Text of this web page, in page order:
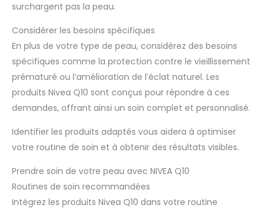
surchargent pas la peau.
Considérer les besoins spécifiques
En plus de votre type de peau, considérez des besoins
spécifiques comme la protection contre le vieillissement
prématuré ou l’amélioration de l’éclat naturel. Les
produits Nivea Q10 sont conçus pour répondre à ces
demandes, offrant ainsi un soin complet et personnalisé.
Identifier les produits adaptés vous aidera à optimiser
votre routine de soin et à obtenir des résultats visibles.
Prendre soin de votre peau avec NIVEA Q10
Routines de soin recommandées
Intégrez les produits Nivea Q10 dans votre routine